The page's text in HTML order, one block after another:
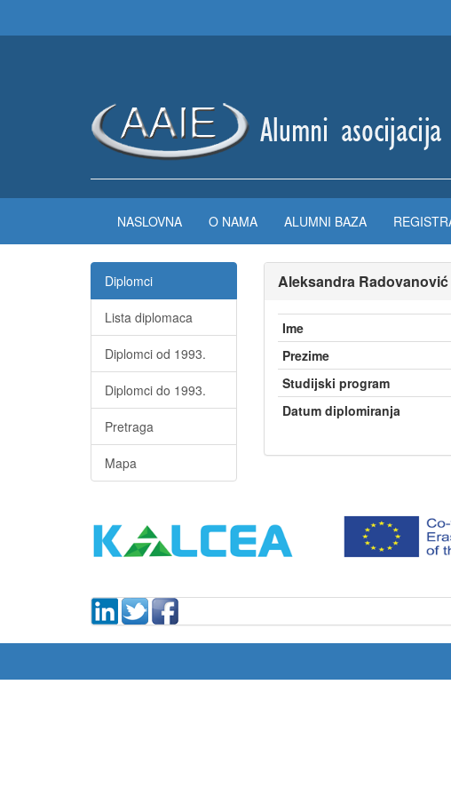
NASLOVNA O NAMA ALUMNI BAZA
Diplomci
Lista diplomaca
Diplomci od 1993.
Diplomci do 1993.
Pretraga
Mapa
Aleksandra
Ime
Prezime
Studijski program
Datum diplomiranja